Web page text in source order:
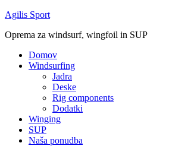
Skip
content
Agilis Sport
Oprema za windsurf, wingfoil in SUP
Domov
Windsurfing
Jadra
Deske
Rig components
Dodatki
Winging
SUP
Naša ponudba